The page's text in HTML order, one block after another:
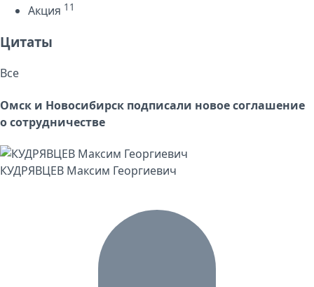
Акция 11
Цитаты
Все
Омск и Новосибирск подписали новое соглашение
о сотрудничестве
КУДРЯВЦЕВ Максим Георгиевич